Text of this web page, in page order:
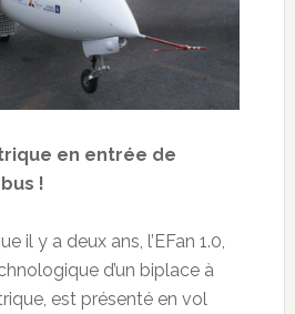
en entrée de
!
il y a deux ans, l’EFan 1.0,
d’un biplace à
est présenté en vol